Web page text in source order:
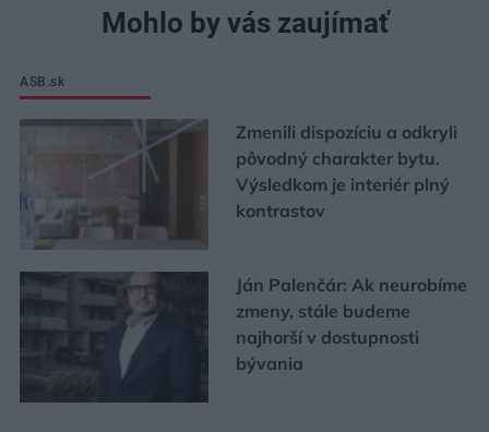
Mohlo by vás zaujímať
ASB.sk
Zmenili dispozíciu a odkryli
pôvodný charakter bytu.
Výsledkom je interiér plný
kontrastov
Ján Palenčár: Ak neurobíme
zmeny, stále budeme
najhorší v dostupnosti
bývania